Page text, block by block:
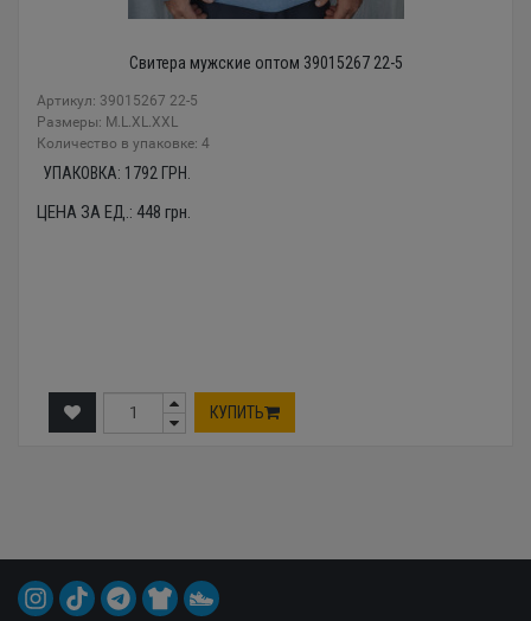
Свитера мужские оптом 39015267 22-5
Артикул: 39015267 22-5
Размеры: M.L.XL.XXL
Количество в упаковке: 4
УПАКОВКА: 1792 ГРН.
ЦЕНА ЗА ЕД.: 448 грн.
КУПИТЬ